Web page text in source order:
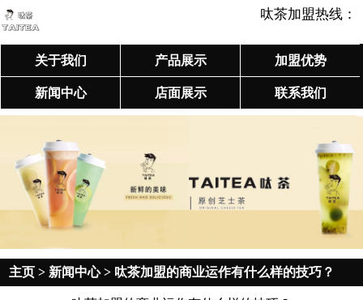
呔茶加盟热线：
关于我们 产品展示 加盟优势
新闻中心 店面展示 联系我们
主页 > 新闻中心> 呔茶加盟的商业运作有什么样的技巧？